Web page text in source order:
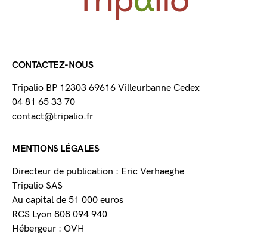
CONTACTEZ-NOUS
Tripalio BP 12303 69616 Villeurbanne Cedex
04 81 65 33 70
contact@tripalio.fr
MENTIONS LÉGALES
Directeur de publication : Eric Verhaeghe
Tripalio SAS
Au capital de 51 000 euros
RCS Lyon 808 094 940
Hébergeur : OVH